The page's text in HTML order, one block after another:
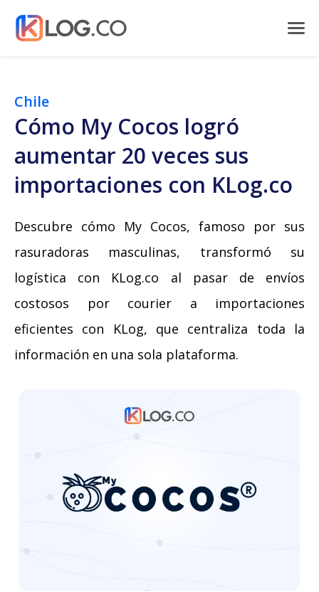
Chile
Cómo My Cocos logró
aumentar 20 veces sus
importaciones con KLog.co
Descubre cómo My Cocos, famoso por sus
rasuradoras masculinas, transformó su
logística con KLog.co al pasar de envíos
costosos por courier a importaciones
eficientes con KLog, que centraliza toda la
información en una sola plataforma.